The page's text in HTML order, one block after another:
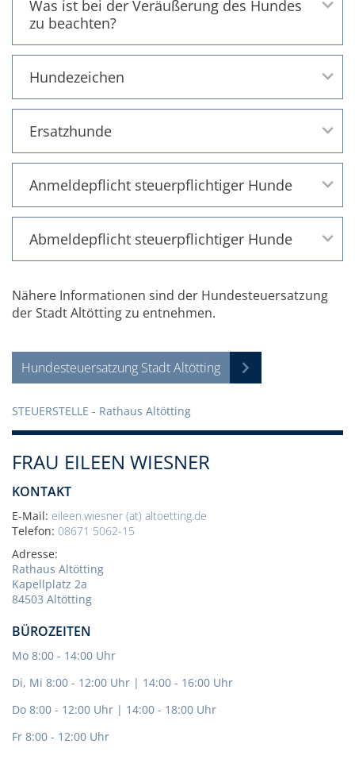
Was ist bei der Veräußerung des Hundes
zu beachten?
Hundezeichen
Ersatzhunde
Anmeldepflicht steuerpflichtiger Hunde
Abmeldepflicht steuerpflichtiger Hunde
Nähere Informationen sind der Hundesteuersatzung
der Stadt Altötting zu entnehmen.
Hundesteuersatzung Stadt Altötting
STEUERSTELLE - Rathaus Altötting
FRAU EILEEN WIESNER
KONTAKT
E-Mail: eileen.wiesner (at) altoetting.de
Telefon: 08671 5062-15
Adresse:
Rathaus Altötting
Kapellplatz 2a
84503 Altötting
BÜROZEITEN
Mo 8:00 - 14:00 Uhr
Di, Mi 8:00 - 12:00 Uhr | 14:00 - 16:00 Uhr
Do 8:00 - 12:00 Uhr | 14:00 - 18:00 Uhr
Fr 8:00 - 12:00 Uhr